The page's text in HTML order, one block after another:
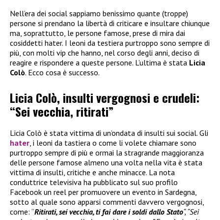
Nell’era dei social sappiamo benissimo quante (troppe)
persone si prendano la libertà di criticare e insultare chiunque
ma, soprattutto, le persone famose, prese di mira dai
cosiddetti hater. I leoni da testiera purtroppo sono sempre di
più, con molti vip che hanno, nel corso degli anni, deciso di
reagire e rispondere a queste persone. L’ultima è stata Licia
Colò. Ecco cosa è successo.
Licia Colò, insulti vergognosi e crudeli:
“Sei vecchia, ritirati”
Licia Colò è stata vittima di un’ondata di insulti sui social. Gli
hater , i leoni da tastiera o come li volete chiamare sono
purtroppo sempre di più e ormai la stragrande maggioranza
delle persone famose almeno una volta nella vita è stata
vittima di insulti, critiche e anche minacce. La nota
conduttrice televisiva ha pubblicato sul suo profilo
Facebook un reel per promuovere un evento in Sardegna,
sotto al quale sono apparsi commenti davvero vergognosi,
come: “Ritirati, sei vecchia, ti fai dare i soldi dallo Stato“, “Sei